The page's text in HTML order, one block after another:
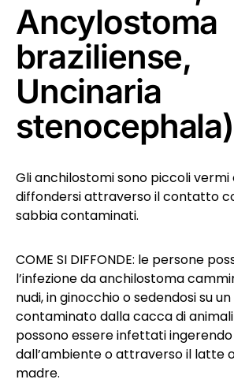
Ancylostoma
braziliense,
Uncinaria
stenocephala)
Gli anchilostomi sono piccoli vermi
diffondersi attraverso il contatto
sabbia contaminati.
COME SI DIFFONDE: le persone
l’infezione da anchilostoma
nudi, in ginocchio o sedendosi su
contaminato dalla cacca di
possono essere infettati
dall’ambiente o attraverso il latte
madre.